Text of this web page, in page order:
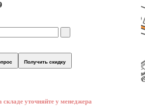
Получить скидку
складе уточняйте у менеджера